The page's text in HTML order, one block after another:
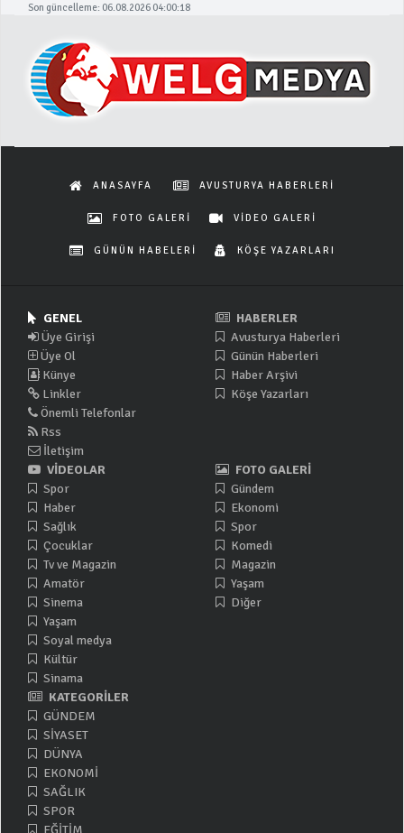
Son güncelleme: 06.08.2026 04:00:18
ANASAYFA AVUSTURYA HABERLERİ
FOTO GALERİ VİDEO GALERİ
GÜNÜN HABELERİ KÖŞE YAZARLARI
GENEL
Üye Girişi
Üye Ol
Künye
Linkler
Önemli Telefonlar
Rss
İletişim
HABERLER
Avusturya Haberleri
Günün Haberleri
Haber Arşivi
Köşe Yazarları
VİDEOLAR
Spor
Haber
Sağlık
Çocuklar
Tv ve Magazin
Amatör
Sinema
Yaşam
Soyal medya
Kültür
Sinama
FOTO GALERİ
Gündem
Ekonomi
Spor
Komedi
Magazin
Yaşam
Diğer
KATEGORİLER
GÜNDEM
SİYASET
DÜNYA
EKONOMİ
SAĞLIK
SPOR